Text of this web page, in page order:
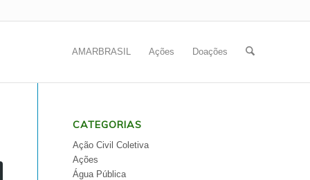
AMARBRASIL Ações Doações
CATEGORIAS
Ação Civil Coletiva
Ações
Água Pública